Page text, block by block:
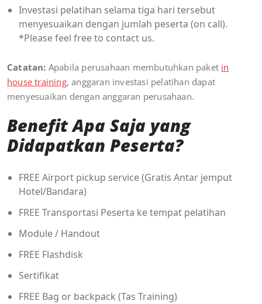
Investasi pelatihan selama tiga hari tersebut
menyesuaikan dengan jumlah peserta (on call).
*Please feel free to contact us.
Catatan: Apabila perusahaan membutuhkan paket in
house training, anggaran investasi pelatihan dapat
menyesuaikan dengan anggaran perusahaan.
Benefit Apa Saja yang
Didapatkan Peserta?
FREE Airport pickup service (Gratis Antar jemput
Hotel/Bandara)
FREE Transportasi Peserta ke tempat pelatihan
Module / Handout
FREE Flashdisk
Sertifikat
FREE Bag or backpack (Tas Training)